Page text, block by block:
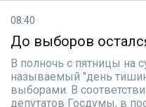
08:40
До выборов
В полночь с пятницы на
называемый "день
выборами. В
депутатов Госдумы, в